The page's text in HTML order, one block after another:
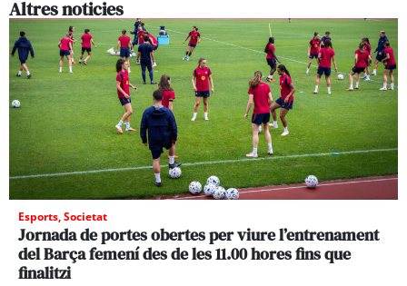
Altres noticies
Esports,Societat
Jornada de portes obertes per viure l’entrenament
del Barça femení des de les 11.00 hores fins que
finalitzi